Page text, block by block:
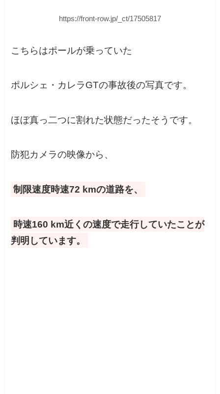
https://front-row.jp/_ct/17505817
こちらはポールが乗っていた
ポルシェ・カレラGTの事故後の写真です。
ほぼ真っ二つに割れた状態だったそうです。
防犯カメラの映像から、
制限速度時速72 kmの道路を、
時速160 km近くの速度で走行していたことが
判明しています。